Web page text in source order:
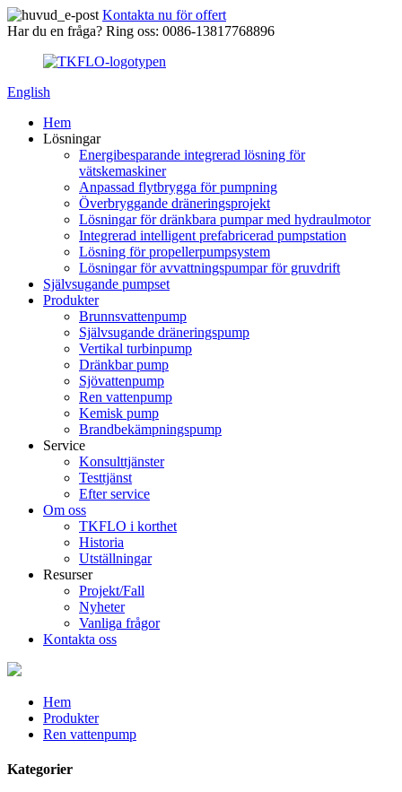
Kontakta nu för offert
Har du en fråga? Ring oss: 0086-13817768896
English
Hem
Lösningar
Energibesparande integrerad lösning för
vätskemaskiner
Anpassad flytbrygga för pumpning
Överbryggande dräneringsprojekt
Lösningar för dränkbara pumpar med hydraulmotor
Integrerad intelligent prefabricerad pumpstation
Lösning för propellerpumpsystem
Lösningar för avvattningspumpar för gruvdrift
Självsugande pumpset
Produkter
Brunnsvattenpump
Självsugande dräneringspump
Vertikal turbinpump
Dränkbar pump
Sjövattenpump
Ren vattenpump
Kemisk pump
Brandbekämpningspump
Service
Konsulttjänster
Testtjänst
Efter service
Om oss
TKFLO i korthet
Historia
Utställningar
Resurser
Projekt/Fall
Nyheter
Vanliga frågor
Kontakta oss
Hem
Produkter
Ren vattenpump
Kategorier